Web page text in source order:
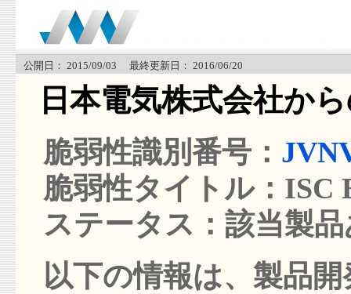
公開日： 2015/09/03 最終更新日： 2016/06/20
日本電気株式会社か
脆弱性識別番号：
脆弱性タイトル：ISC
ステータス：該当製
以下の情報は、製品